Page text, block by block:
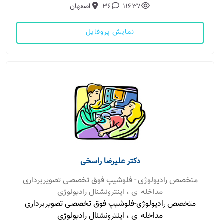
11637
36 اصفهان
نمایش پروفایل
دکتر علیرضا راسخی
متخصص رادیولوژی - فلوشیپ فوق تخصصی تصویربرداری
مداخله ای ، اینترونشنال رادیولوژی
متخصص رادیولوژی-فلوشیپ فوق تخصصی تصویربرداری
مداخله ای ، اینترونشنال رادیولوژی